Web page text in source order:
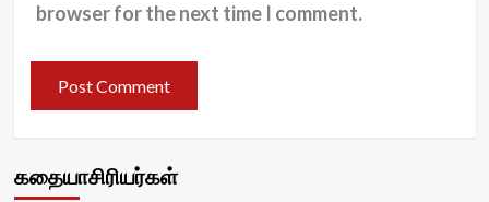
browser for the next time I comment.
கதையாசிரியர்கள்